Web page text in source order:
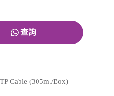
查詢
Cable (305m./Box)